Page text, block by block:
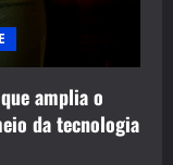
amplia o
da tecnologia